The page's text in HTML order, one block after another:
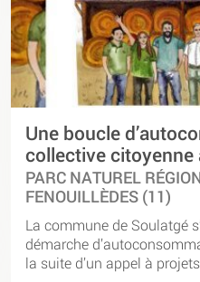
Une boucle
collective citoyenne
PARC NATUREL
FENOUILLÈDES (11)
La commune de Soulatgé
démarche
la suite d’un appel à